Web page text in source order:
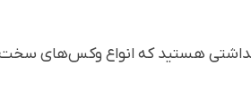
هستید که انواع وکس‌های